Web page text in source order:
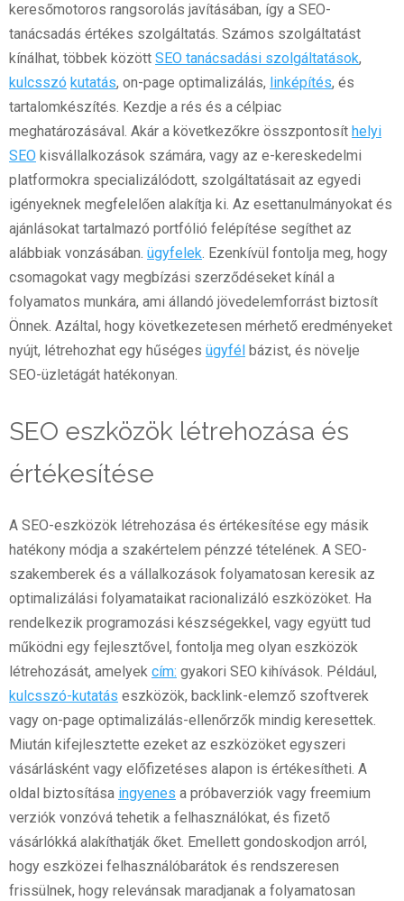
keresőmotoros rangsorolás javításában, így a SEO-
tanácsadás értékes szolgáltatás. Számos szolgáltatást
kínálhat, többek között SEO tanácsadási szolgáltatások,
kulcsszó kutatás, on-page optimalizálás, linképítés, és
tartalomkészítés. Kezdje a rés és a célpiac
meghatározásával. Akár a következőkre összpontosít helyi
SEO kisvállalkozások számára, vagy az e-kereskedelmi
platformokra specializálódott, szolgáltatásait az egyedi
igényeknek megfelelően alakítja ki. Az esettanulmányokat és
ajánlásokat tartalmazó portfólió felépítése segíthet az
alábbiak vonzásában. ügyfelek. Ezenkívül fontolja meg, hogy
csomagokat vagy megbízási szerződéseket kínál a
folyamatos munkára, ami állandó jövedelemforrást biztosít
Önnek. Azáltal, hogy következetesen mérhető eredményeket
nyújt, létrehozhat egy hűséges ügyfél bázist, és növelje
SEO-üzletágát hatékonyan.
SEO eszközök létrehozása és
értékesítése
A SEO-eszközök létrehozása és értékesítése egy másik
hatékony módja a szakértelem pénzzé tételének. A SEO-
szakemberek és a vállalkozások folyamatosan keresik az
optimalizálási folyamataikat racionalizáló eszközöket. Ha
rendelkezik programozási készségekkel, vagy együtt tud
működni egy fejlesztővel, fontolja meg olyan eszközök
létrehozását, amelyek cím: gyakori SEO kihívások. Például,
kulcsszó-kutatás eszközök, backlink-elemző szoftverek
vagy on-page optimalizálás-ellenőrzők mindig keresettek.
Miután kifejlesztette ezeket az eszközöket egyszeri
vásárlásként vagy előfizetéses alapon is értékesítheti. A
oldal biztosítása ingyenes a próbaverziók vagy freemium
verziók vonzóvá tehetik a felhasználókat, és fizető
vásárlókká alakíthatják őket. Emellett gondoskodjon arról,
hogy eszközei felhasználóbarátok és rendszeresen
frissülnek, hogy relevánsak maradjanak a folyamatosan